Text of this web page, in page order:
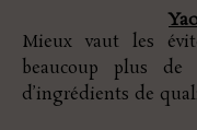
Mieux vaut les
beaucoup plus de
d’ingrédients de